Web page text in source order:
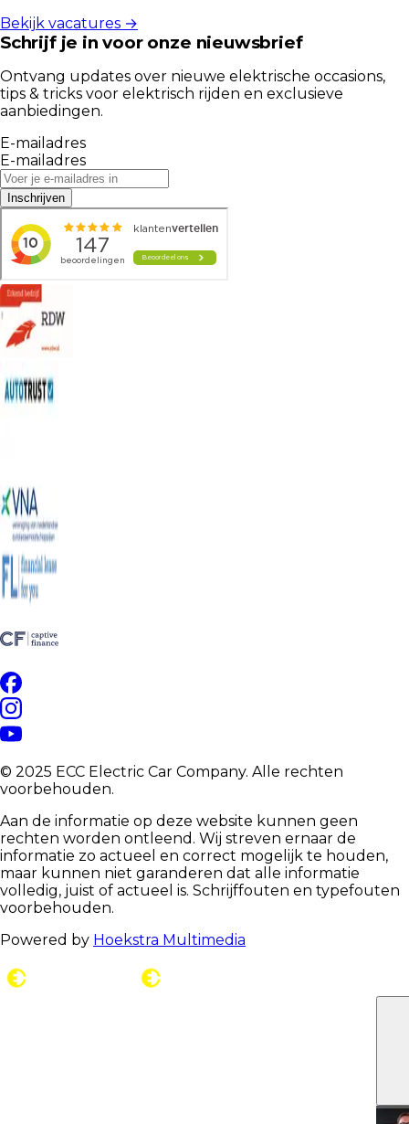
Bekijk vacatures →
Schrijf je in voor onze nieuwsbrief
Ontvang updates over nieuwe elektrische occasions,
tips & tricks voor elektrisch rijden en exclusieve
aanbiedingen.
E-mailadres
E-mailadres
Inschrijven
© 2025 ECC Electric Car Company. Alle rechten
voorbehouden.
Aan de informatie op deze website kunnen geen
rechten worden ontleend. Wij streven ernaar de
informatie zo actueel en correct mogelijk te houden,
maar kunnen niet garanderen dat alle informatie
volledig, juist of actueel is. Schrijffouten en typefouten
voorbehouden.
Powered by Hoekstra Multimedia